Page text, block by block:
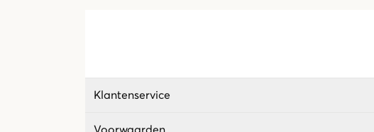
Klantenservice